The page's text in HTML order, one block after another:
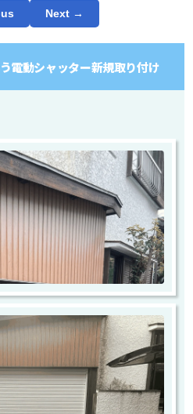
Next →
電動シャッター新規取り付け